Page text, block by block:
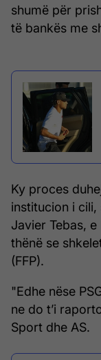
shumë për
të bankës me
Ky proces
institucion i
Javier Tebas,
thënë se
(FFP).
"Edhe nëse
ne do t’i
Sport dhe AS.